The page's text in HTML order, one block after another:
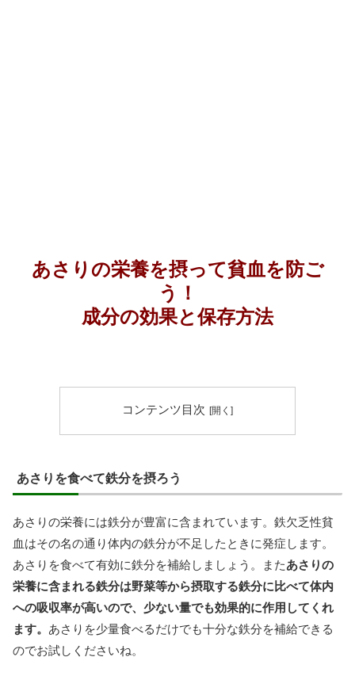
あさりの栄養を摂って貧血を防ご
う！
成分の効果と保存方法
コンテンツ目次
あさりを食べて鉄分を摂ろう
あさりの栄養には鉄分が豊富に含まれています。鉄欠乏性貧
血はその名の通り体内の鉄分が不足したときに発症します。
あさりを食べて有効に鉄分を補給しましょう。またあさりの
栄養に含まれる鉄分は野菜等から摂取する鉄分に比べて体内
への吸収率が高いので、少ない量でも効果的に作用してくれ
ます。 あさりを少量食べるだけでも十分な鉄分を補給できる
のでお試しくださいね。